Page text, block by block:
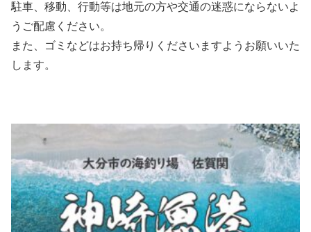
駐車、移動、行動等は地元の方や交通の迷惑にならないよ
うご配慮ください。
また、ゴミなどはお持ち帰りくださいますようお願いいた
します。